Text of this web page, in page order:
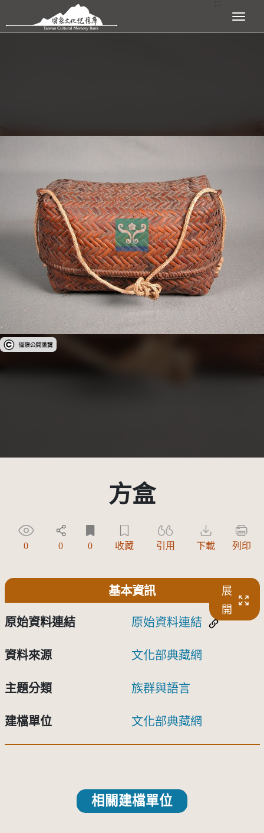
跳到主要內容區塊 展開選單
受著作權法保護-僅限於本平台有限度公開瀏覽
方盒
0 0 0 收藏 引用 下載 列印
基本資訊
展
開
原始資料連結 原始資料連結
資料來源 文化部典藏網
主題分類 族群與語言
建檔單位 文化部典藏網
相關建檔單位